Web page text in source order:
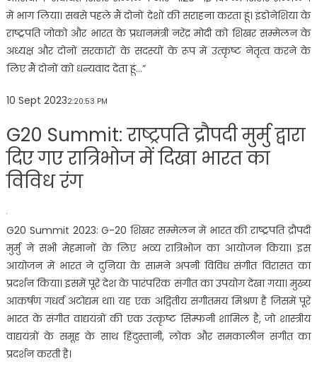
में भाग लिया। सबसे पहले मैं दोनों देशों की सराहना करता हूं। इंडोनेशिया के
राष्ट्रपति जोको और भारत के प्रधानमंत्री नरेंद्र मोदी को शिखर सम्मेलन के
अध्यक्ष और दोनों सरकारों के सदस्यों के रूप में उत्कृष्ट नेतृत्व करने के
लिए मैं दोनों को धन्यवाद देता हूं…”
10 Sept 20232:20:53 PM
G20 Summit: राष्ट्रपति द्रौपदी मुर्मु द्वारा
दिए गए रात्रिभोज में दिखा भारत का
विविध रंग
G20 Summit 2023: G-20 शिखर सम्मेलन में भारत की राष्ट्रपति द्रौपदी
मुर्मु ने सभी मेहमानों के लिए भव्य रात्रिभोज का आयोजन किया। इस
आयोजन में भारत ने दुनिया के सामने अपनी विविध संगीत विरासत का
प्रदर्शन किया। इसमें पूरे देश के पारंपरिक संगीत का उपयोग देखा गया। मुख्य
आकर्षण गंधर्व अटोद्यम था। यह एक अद्वितीय संगीतमय मिश्रण है जिसमें पूरे
भारत के संगीत वाद्ययंत्रों की एक उत्कृष्ट सिम्फनी शामिल है, जो शास्त्रीय
वाद्ययंत्रों के समूह के साथ हिंदुस्तानी, लोक और समकालीन संगीत का
प्रदर्शन करती है।